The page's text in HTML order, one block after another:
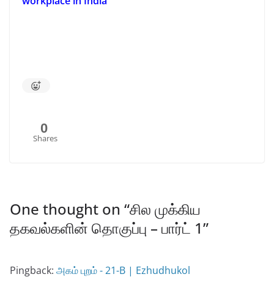
0
Shares
One thought on “சில முக்கிய
தகவல்களின் தொகுப்பு – பார்ட் 1”
Pingback: அகம் புறம் - 21-B | Ezhudhukol